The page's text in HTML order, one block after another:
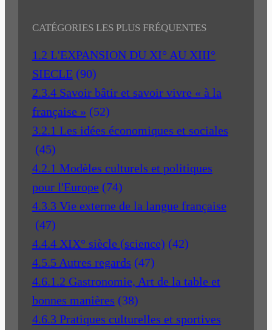
CATÉGORIES LES PLUS FRÉQUENTES
1.2 L'EXPANSION DU XI° AU XIII°
SIECLE (90)
2.3.4 Savoir bâtir et savoir vivre « à la
française » (52)
3.2.1 Les idées économiques et sociales
(45)
4.2.1 Modèles culturels et politiques
pour l'Europe (74)
4.3.3 Vie externe de la langue française
(47)
4.4.4 XIX° siècle (science) (42)
4.5.5 Autres regards (47)
4.6.1.2 Gastronomie, Art de la table et
bonnes manières (38)
4.6.3 Pratiques culturelles et sportives